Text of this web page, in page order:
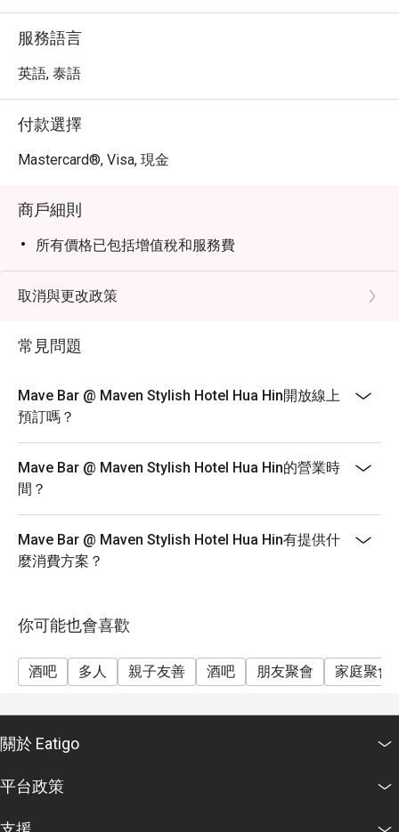
服務語言
英語, 泰語
付款選擇
Mastercard®, Visa, 現金
商戶細則
所有價格已包括增值稅和服務費
取消與更改政策
常見問題
Mave Bar @ Maven Stylish Hotel Hua Hin開放線上
預訂嗎？
Mave Bar @ Maven Stylish Hotel Hua Hin的營業時
間？
Mave Bar @ Maven Stylish Hotel Hua Hin有提供什
麼消費方案？
你可能也會喜歡
酒吧 多人 親子友善 酒吧 朋友聚會 家庭聚會
關於 Eatigo
平台政策